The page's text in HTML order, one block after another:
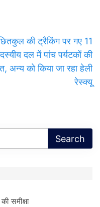
की ट्रैकिंग पर गए 11
दल में पांच पर्यटकों की
अन्य को किया जा रहा हेली
रेस्क्यू
समीक्षा